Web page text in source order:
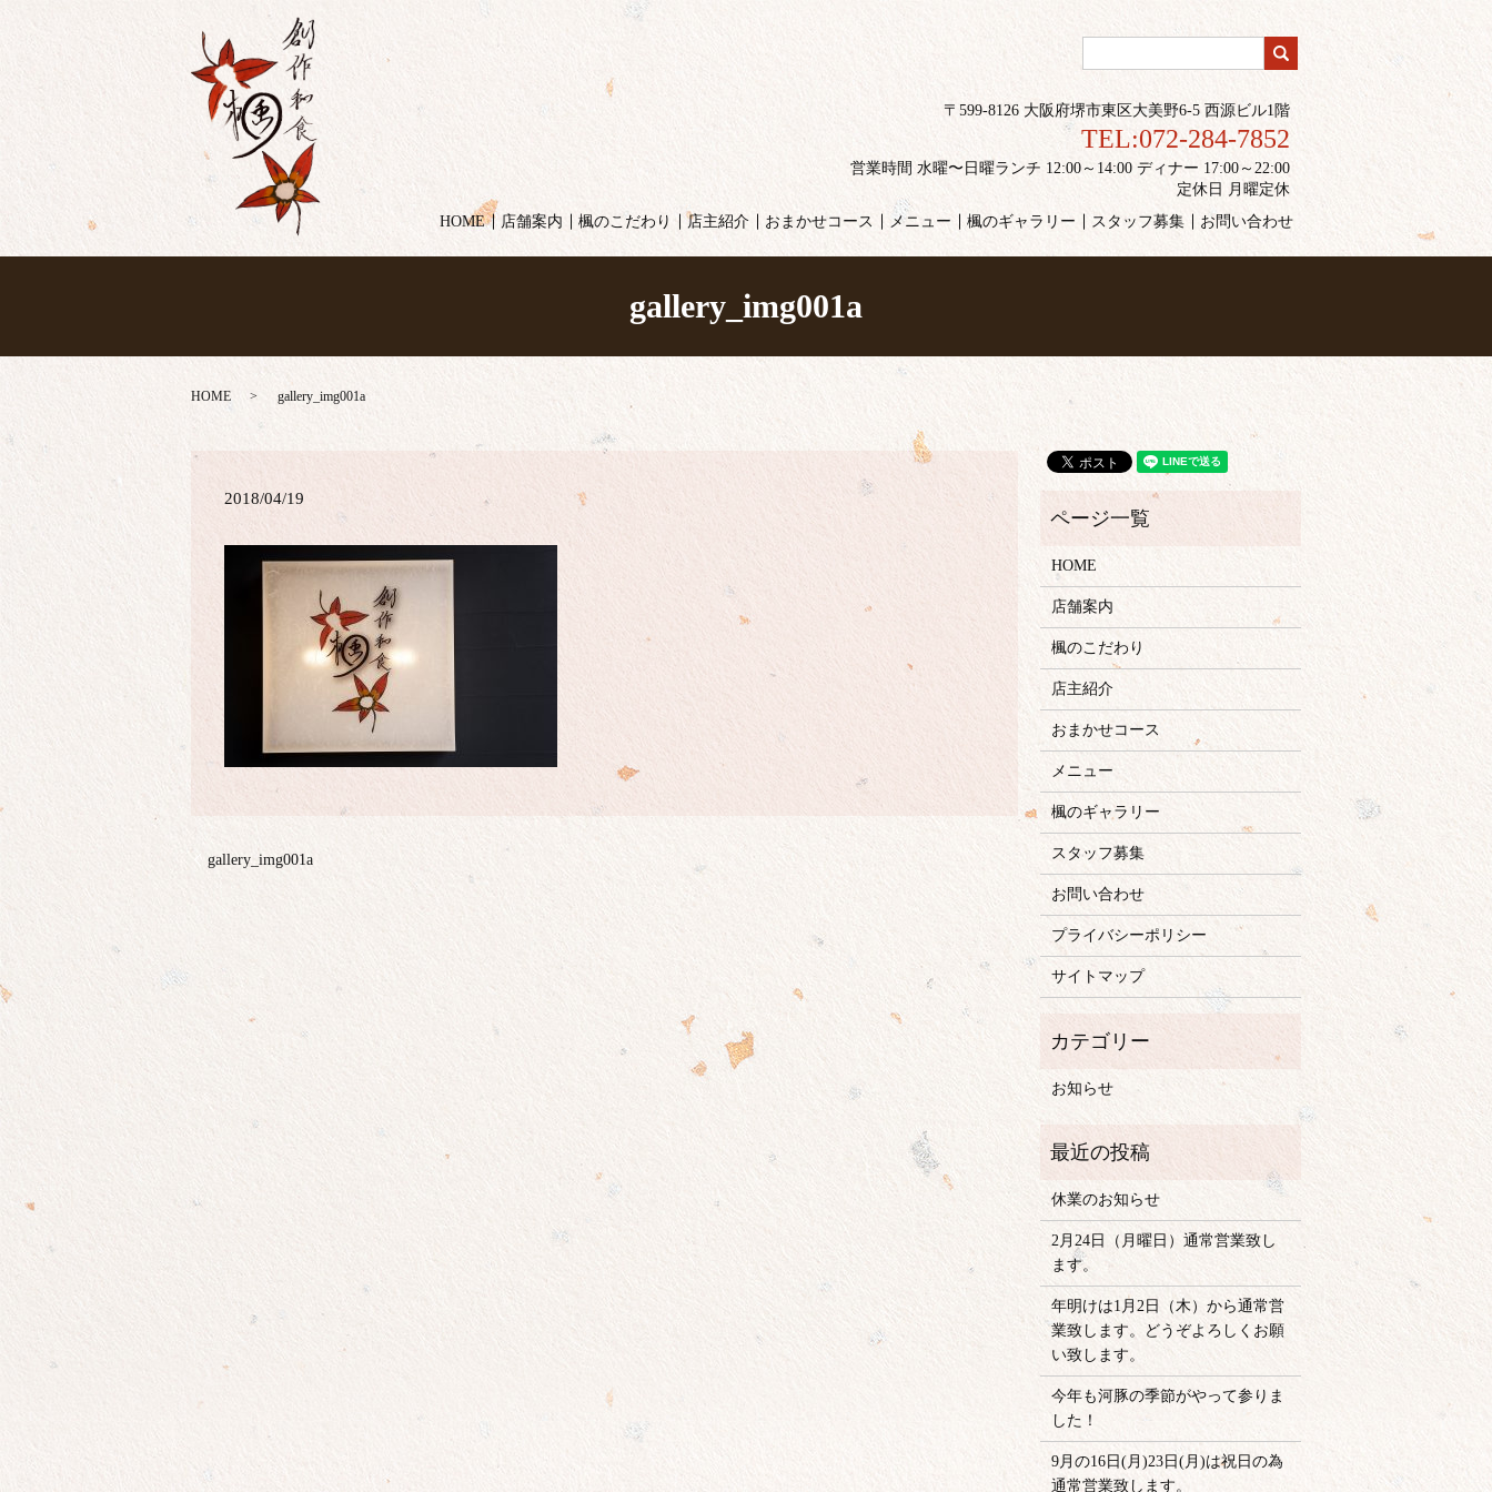
〒599-8126 大阪府堺市東区大美野6-5 西源ビル1階
TEL:072-284-7852
営業時間 水曜〜日曜ランチ 12:00～14:00 ディナー 17:00～22:00
定休日 月曜定休
HOME
店舗案内 楓のこだわり 店主紹介 おまかせコース メニュー 楓のギャラリー スタッフ募集 お問い合わせ
gallery_img001a
HOME gallery_img001a
2018/04/19
gallery_img001a
HOME
店舗案内
楓のこだわり
店主紹介
おまかせコース
メニュー
楓のギャラリー
スタッフ募集
お問い合わせ
プライバシーポリシー
サイトマップ
お知らせ
休業のお知らせ
2月24日（月曜日）通常営業致し
ます。
年明けは1月2日（木）から通常営
業致します。どうぞよろしくお願
い致します。
今年も河豚の季節がやって参りま
した！
9月の16日(月)23日(月)は祝日の為
通常営業致します。